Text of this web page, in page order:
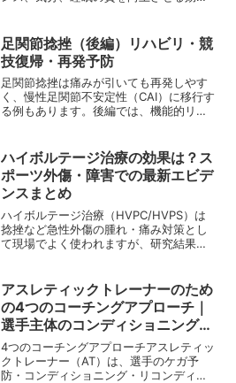
の昼寝が有効。睡眠不足に悩むアスリー
トが簡単に取り入れられる方法を紹介し
ます。
足関節捻挫（後編）リハビリ・競
技復帰・再発予防
足関節捻挫は痛みが引いても再発しやす
く、慢性足関節不安定性（CAI）に移行す
る例もあります。後編では、機能的リハ
ション・バランス訓練の組み立て方を具
体化。RTPの評価（自己評価尺度・ホッ
プ/バランステスト）、テーピングとブレ
ース、予防プログラム、高位足関節捻挫
とCAIの要点までを現場向けに整理しま
す。
ハイボルテージ治療の効果は？ス
ポーツ外傷・障害での最新エビデ
ンスまとめ
ハイボルテージ治療（HVPC/HVPS）は
捻挫など急性外傷の腫れ・痛み対策とし
て現場でよく使われますが、研究結果は
挫、筋肉痛（DOMS）、膝前面痛、テニ
ス肘、足底腱膜炎など慢性・緩徐発症障
害まで、効果と使いどころを整理しま
す。
アスレティックトレーナーのため
の4つのコーチングアプローチ｜
選手主体のコンディショニングを
促す方法
4つのコーチングアプローチアスレティッ
クトレーナー（AT）は、選手のケガ予
防・コンディショニング・リコンディシ